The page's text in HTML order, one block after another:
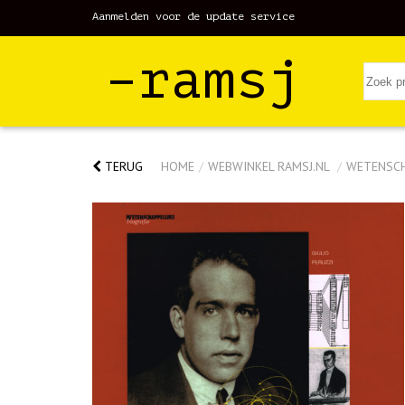
Aanmelden voor de update service
–ramsj
TERUG HOME / WEBWINKEL RAMSJ.NL /